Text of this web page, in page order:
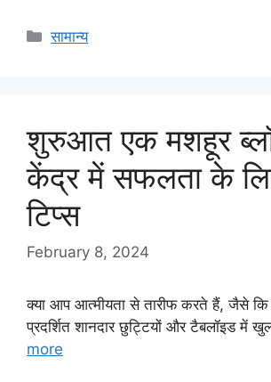
Categories
सामान्य
शुरुआत एक मशहूर
केंद्र में सफलता के
टिप्स
February 8, 2024
क्या आप आत्मीयता से तारीफ करते हैं, जैसे कि
प्रदर्शित शानदार छुट्टियों और टैबलॉइड में
more